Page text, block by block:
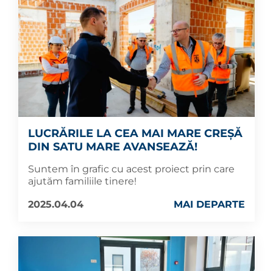
LUCRĂRILE LA CEA MAI MARE CREȘĂ
DIN SATU MARE AVANSEAZĂ!
Suntem în grafic cu acest proiect prin care
ajutăm familiile tinere!
2025.04.04
MAI DEPARTE